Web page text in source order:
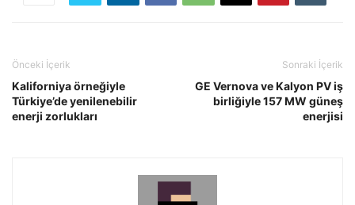
Önceki İçerik
Kaliforniya örneğiyle
Türkiye’de yenilenebilir
enerji zorlukları
Sonraki İçerik
GE Vernova ve Kalyon PV iş
birliğiyle 157 MW güneş
enerjisi